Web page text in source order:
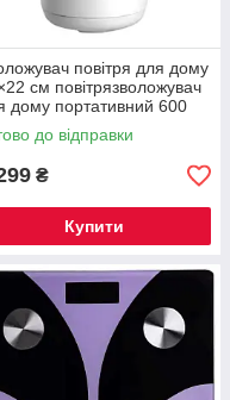
повітря для дому
см повітрязволожувач
дому портативний 600
таймером Білий LZ599
до відправки
₴
Купити